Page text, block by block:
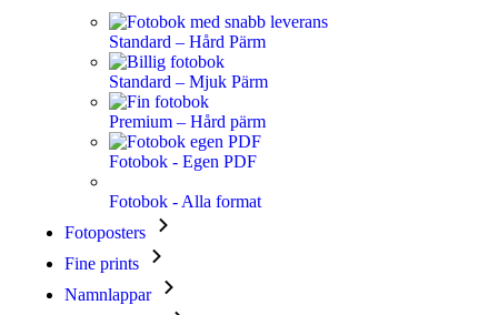
Standard – Hård Pärm
Standard – Mjuk Pärm
Premium – Hård pärm
Fotobok - Egen PDF
Fotobok - Alla format
Fotoposters
Fine prints
Namnlappar